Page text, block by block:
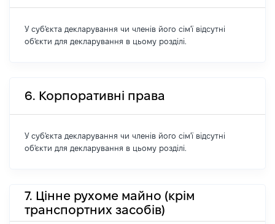
У суб'єкта декларування чи членів його сім'ї відсутні
об'єкти для декларування в цьому розділі.
6. Корпоративні права
У суб'єкта декларування чи членів його сім'ї відсутні
об'єкти для декларування в цьому розділі.
7. Цінне рухоме майно (крім
транспортних засобів)